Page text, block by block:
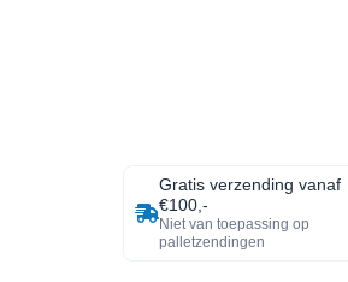
Gratis verzending vanaf
€100,-
Niet van toepassing op
palletzendingen